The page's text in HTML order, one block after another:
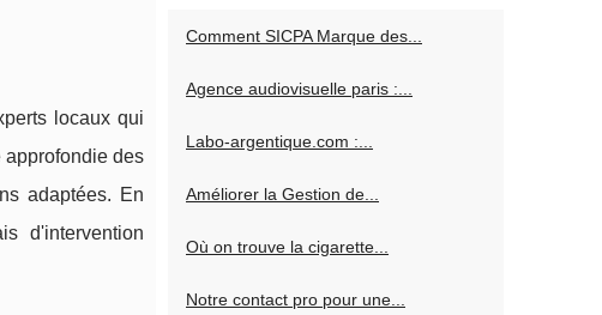
locaux qui
des
adaptées. En
d'intervention
Comment SICPA Marque des...
Agence audiovisuelle paris :...
Labo-argentique.com :...
Améliorer la Gestion de...
Où on trouve la cigarette...
Notre contact pro pour une...